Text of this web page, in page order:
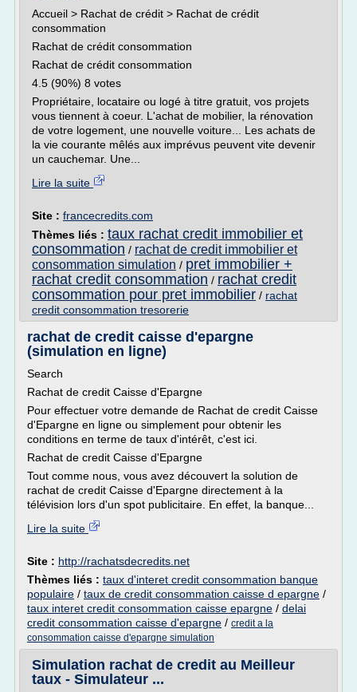
Accueil > Rachat de crédit > Rachat de crédit
consommation
Rachat de crédit consommation
Rachat de crédit consommation
4.5 (90%) 8 votes
Propriétaire, locataire ou logé à titre gratuit, vos projets
vous tiennent à coeur. L'achat de mobilier, la rénovation
de votre logement, une nouvelle voiture... Les achats de
la vie courante mêlés aux imprévus peuvent vite devenir
un cauchemar. Une...
Lire la suite
Site : francecredits.com
Thèmes liés : taux rachat credit immobilier et
consommation / rachat de credit immobilier et
consommation simulation / pret immobilier +
rachat credit consommation / rachat credit
consommation pour pret immobilier / rachat
credit consommation tresorerie
rachat de credit caisse d'epargne
(simulation en ligne)
Search
Rachat de credit Caisse d'Epargne
Pour effectuer votre demande de Rachat de credit Caisse
d'Epargne en ligne ou simplement pour obtenir les
conditions en terme de taux d'intérêt, c'est ici.
Rachat de credit Caisse d'Epargne
Tout comme nous, vous avez découvert la solution de
rachat de credit Caisse d'Epargne directement à la
télévision lors d'un spot publicitaire. En effet, la banque...
Lire la suite
Site : http://rachatsdecredits.net
Thèmes liés : taux d'interet credit consommation banque
populaire / taux de credit consommation caisse d epargne /
taux interet credit consommation caisse epargne / delai
credit consommation caisse d'epargne / credit a la
consommation caisse d'epargne simulation
Simulation rachat de credit au Meilleur
taux - Simulateur ...